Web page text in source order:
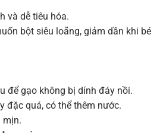
và dễ tiêu hóa.
bột siêu loãng, giảm dần khi bé
để gạo không bị dính đáy nồi.
đặc quá, có thể thêm nước.
mịn.